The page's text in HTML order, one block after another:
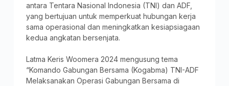
antara Tentara Nasional Indonesia (TNI) dan ADF,
yang bertujuan untuk memperkuat hubungan kerja
sama operasional dan meningkatkan kesiapsiagaan
kedua angkatan bersenjata.
Latma Keris Woomera 2024 mengusung tema
“Komando Gabungan Bersama (Kogabma) TNI-ADF
Melaksanakan Operasi Gabungan Bersama di